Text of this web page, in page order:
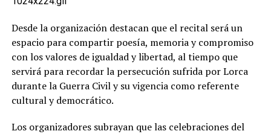
Desde la organización destacan que el recital será un
espacio para compartir poesía, memoria y compromiso
con los valores de igualdad y libertad, al tiempo que
servirá para recordar la persecución sufrida por Lorca
durante la Guerra Civil y su vigencia como referente
cultural y democrático.
Los organizadores subrayan que las celebraciones del